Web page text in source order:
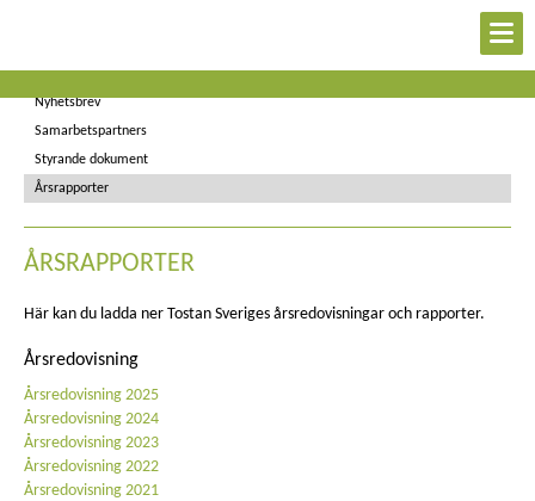
Styrelse
Nyhetsbrev
Samarbetspartners
Styrande dokument
Årsrapporter
ÅRSRAPPORTER
Här kan du ladda ner Tostan Sveriges årsredovisningar och rapporter.
Årsredovisning
Årsredovisning 2025
Årsredovisning 2024
Årsredovisning 2023
Årsredovisning 2022
Årsredovisning 2021